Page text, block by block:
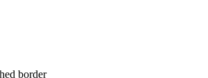
border